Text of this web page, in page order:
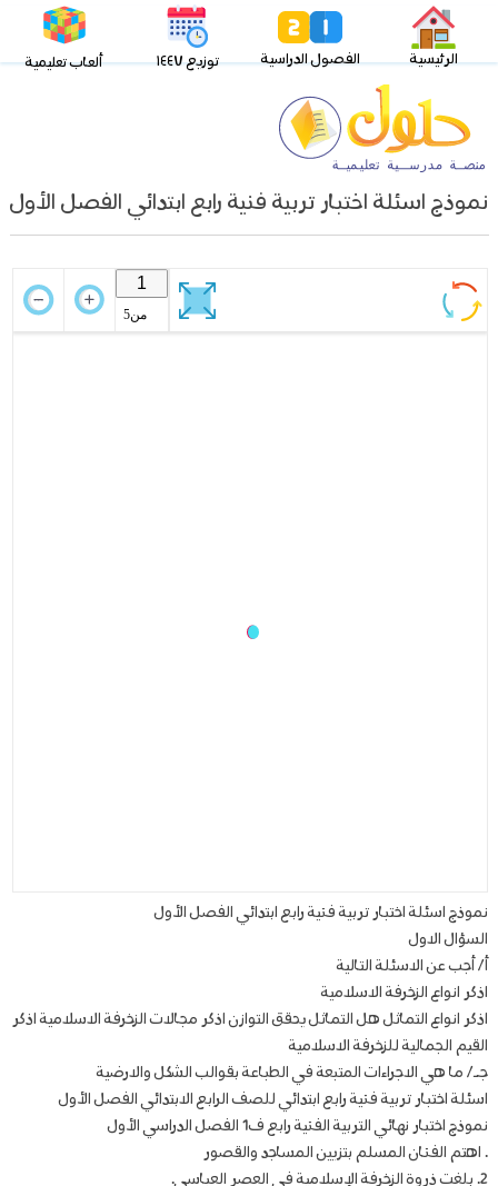
الرئيسية الفصول الدراسية توزيع ١٤٤٧ ألعاب تعليمية
نموذج اسئلة اختبار تربية فنية رابع ابتدائي الفصل الأول
نموذج اسئلة اختبار تربية فنية رابع ابتدائي الفصل الأول
السؤال الاول
أ/ أجب عن الاسئلة التالية
اذكر انواع الزخرفة الاسلامية
اذكر انواع التماثل هل التماثل يحقق التوازن اذكر مجالات الزخرفة الاسلامية اذكر
القيم الجمالية للزخرفة الاسلامية
جـ/ ما هي الاجراءات المتبعة في الطباعة بقوالب الشكل والارضية
اسئلة اختبار تربية فنية رابع ابتدائي للصف الرابع الابتدائي الفصل الأول
نموذج اختبار نهائي التربية الفنية رابع ف1 الفصل الدراسي الأول
. اهتم الفنان المسلم بتزيين المساجد والقصور
2. بلغت ذروة الزخرفة الإسلامية في العصر العباسي.